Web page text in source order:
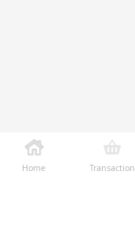
Home Transaction